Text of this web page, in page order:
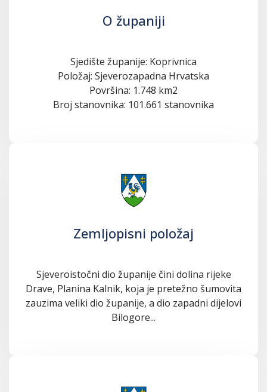
O županiji
Sjedište županije: Koprivnica
Položaj: Sjeverozapadna Hrvatska
Površina: 1.748 km2
Broj stanovnika: 101.661 stanovnika
Zemljopisni položaj
Sjeveroistočni dio županije čini dolina rijeke
Drave, Planina Kalnik, koja je pretežno šumovita
zauzima veliki dio županije, a dio zapadni dijelovi
Bilogore...